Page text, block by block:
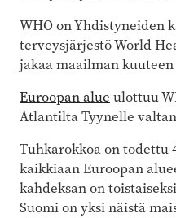
WHO on Yhdistyneiden
terveysjärjestö World
jakaa maailman kuuteen
Euroopan alue ulottuu
Atlantilta Tyynelle
Tuhkarokkoa on todettu
kaikkiaan Euroopan
kahdeksan on
Suomi on yksi näistä